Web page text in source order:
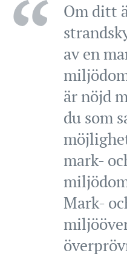
Om ditt
av en
är nöjd
du som
mark-
Mark-